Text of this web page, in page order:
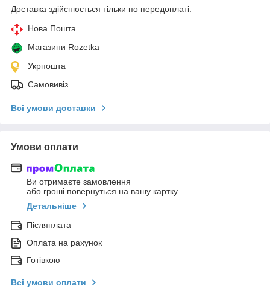
Доставка здійснюється тільки по передоплаті.
Нова Пошта
Магазини Rozetka
Укрпошта
Самовивіз
Всі умови доставки
Умови оплати
Ви отримаєте замовлення
або гроші повернуться на вашу картку
Детальніше
Післяплата
Оплата на рахунок
Готівкою
Всі умови оплати